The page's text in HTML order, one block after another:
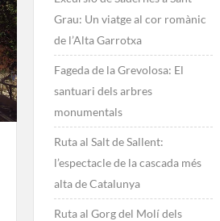
Grau: Un viatge al cor romànic
de l’Alta Garrotxa
Fageda de la Grevolosa: El
santuari dels arbres
monumentals
Ruta al Salt de Sallent:
l’espectacle de la cascada més
alta de Catalunya
Ruta al Gorg del Molí dels